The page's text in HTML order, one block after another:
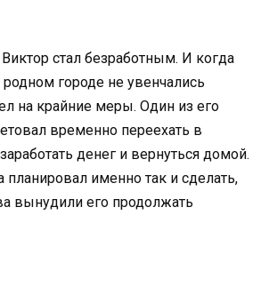
стал безработным. И когда
городе не увенчались
на крайние меры. Один из его
временно переехать в
денег и вернуться домой.
планировал именно так и сделать,
вынудили его продолжать